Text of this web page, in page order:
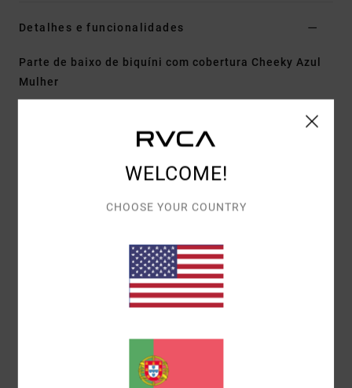
Detalhes e funcionalidades
Parte de baixo de biquíni com cobertura Cheeky Azul
Mulher
Tamanho da copa:Mais adequado para tamanhos
[Tecido principal] 80% Recycled poliamida,
WELCOME!
CHOOSE YOUR COUNTRY